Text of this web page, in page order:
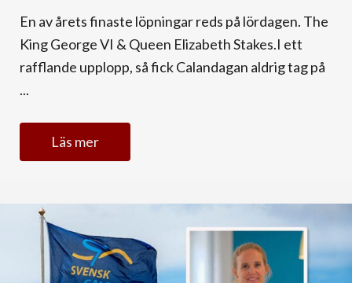
En av årets finaste löpningar reds på lördagen. The
King George VI & Queen Elizabeth Stakes.I ett
rafflande upplopp, så fick Calandagan aldrig tag på
...
Läs mer